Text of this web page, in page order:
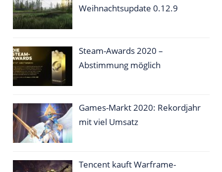
Weihnachtsupdate 0.12.9
Steam-Awards 2020 –
Abstimmung möglich
Games-Markt 2020: Rekordjahr
mit viel Umsatz
Tencent kauft Warframe-